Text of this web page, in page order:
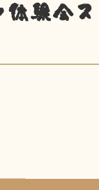
体験会